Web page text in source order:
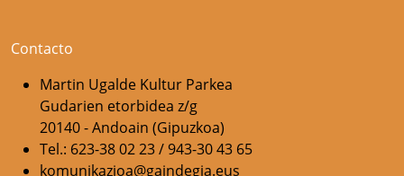
Contacto
Martin Ugalde Kultur Parkea
Gudarien etorbidea z/g
20140 - Andoain (Gipuzkoa)
Tel.: 623-38 02 23 / 943-30 43 65
komunikazioa@gaindegia.eus